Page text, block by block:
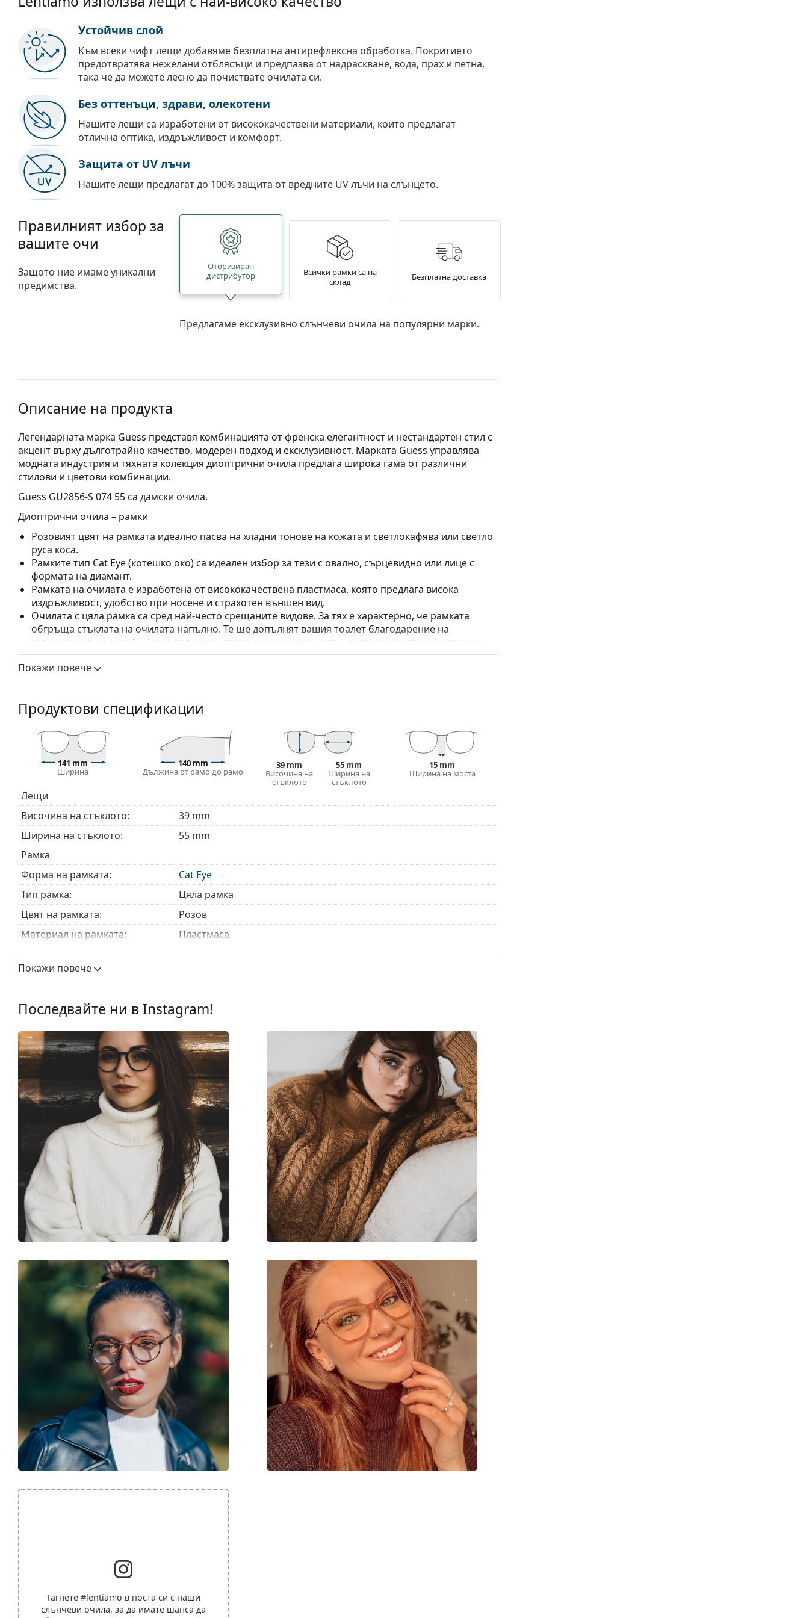
Устойчив слой
Към всеки чифт лещи добавяме безплатна антирефлексна обработка. Покритието
предотвратява нежелани отблясъци и предпазва от надраскване, вода, прах и петна,
така че да можете лесно да почиствате очилата си.
Без оттенъци, здрави, олекотени
Нашите лещи са изработени от висококачествени материали, които предлагат
отлична оптика, издръжливост и комфорт.
Защита от UV лъчи
Нашите лещи предлагат до 100% защита от вредните UV лъчи на слънцето.
Правилният избор за
вашите очи
Защото ние имаме уникални
предимства.
Oторизиран
дистрибутор
Всички рамки са на
склад
Безплатна доставка
Предлагаме ексклузивно слънчеви очила на популярни марки.
Описание на продукта
Легендарната марка Guess представя комбинацията от френска елегантност и нестандартен стил с
акцент върху дълготрайно качество, модерен подход и ексклузивност. Марката Guess управлява
модната индустрия и тяхната колекция диоптрични очила предлага широка гама от различни
стилови и цветови комбинации.
Guess GU2856-S 074 55са дамски очила.
Диоптрични очила – рамки
Розовият цвят на рамката идеално пасва на хладни тонове на кожата и светлокафява или светло
руса коса.
Рамките тип Cat Eye (котешко око) са идеален избор за тези с овално, сърцевидно или лице с
формата на диамант.
Рамката на очилата е изработена от висококачествена пластмаса, която предлага висока
издръжливост, удобство при носене и страхотен външен вид.
Очилата с цяла рамка са сред най-често срещаните видове. За тях е характерно, че рамката
обгръща стъклата на очилата напълно. Те ще допълнят вашия тоалет благодарение на
запомнящия си дизайн. Едни от предимствата им са здравината, издръжливостта и фактът, че
рамката напълно обгръща лещата и така защитава срещу повреди. Този тип рамка е подходяща
за всички лещи, включително тези с по-висока оптична мощност.
правилна форма по-дълго.
Аксесоари
Доставяме диоптричните очила в оригиналния им калъф/текстилна торбичка. Цветът на калъфа
или торбичката и дизайнът могат да варират.
Кърпичката за почистване, доставяна с очилата, е идеална за почистване и грижа за тях. Някои
модели могат да бъдат доставяни с торбичка от плат вместо с кърпа.
Разгледайте пълната ни гамаочила, за да намерите повече модели или разгледайте нашето
ръководство за очила, ако имате нужда от помощ с избора.
Това е медицинско устройство. Прочетете инструкциите преди употреба.
Покажи повече
Продуктови спецификации
141 mm
Ширина
140 mm
Дължина от рамо до рамо
39 mm
Височина на
стъклото
55 mm
Ширина на
стъклото
15 mm
Ширина на моста
Лещи
Височина на стъклото:
39 mm
Ширина на стъклото:
55 mm
Рамка
Форма на рамката:
Cat Eye
Тип рамка:
Цяла рамка
Цвят на рамката:
Розов
Материал на рамката:
Пластмаса
Размер:
L
Ширина:
Ширина на моста:
15 mm
Тегло:
110 гр.
Регулируеми подложки за нос:
Не
Флексибилни панти:
Да
Клип-он:
Не
Аксесоари
Кутия:
Кърпичка за почистване:
Да
Други
Пол:
Дамски
Категория:
Диоптрични очила
Марка:
Guess
Покажи повече
Последвайте ни в Instagram!
Тагнете #lentiamo в поста си с наши
слънчеви очила, за да имате шанса да